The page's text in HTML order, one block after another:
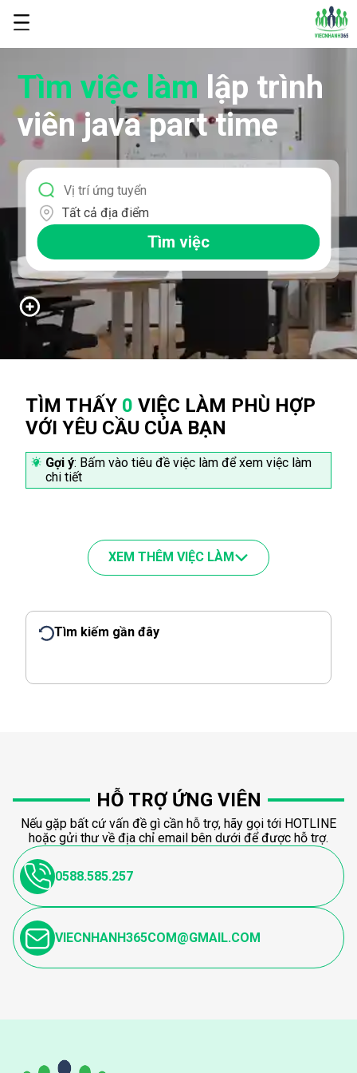
Tìm việc làm lập trình
viên java part time
Tất cả địa điểm
Tìm việc
TÌM THẤY 0 VIỆC LÀM PHÙ HỢP
VỚI YÊU CẦU CỦA BẠN
Gợi ý: Bấm vào tiêu đề việc làm để xem việc làm
chi tiết
XEM THÊM VIỆC LÀM
Tìm kiếm gần đây
HỖ TRỢ ỨNG VIÊN
Nếu gặp bất cứ vấn đề gì cần hỗ trợ, hãy gọi tới HOTLINE
hoặc gửi thư về địa chỉ email bên dưới để được hỗ trợ.
0588.585.257
VIECNHANH365COM@GMAIL.COM